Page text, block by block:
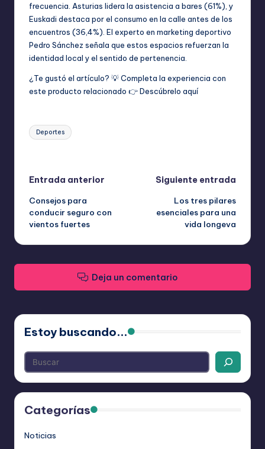
frecuencia. Asturias lidera la asistencia a bares (61%), y
Euskadi destaca por el consumo en la calle antes de los
encuentros (36,4%). El experto en marketing deportivo
Pedro Sánchez señala que estos espacios refuerzan la
identidad local y el sentido de pertenencia.
¿Te gustó el artículo? 💡 Completa la experiencia con
este producto relacionado 👉Descúbrelo aquí
Etiquetas:
Deportes
Navegación
de
entradas
Entrada anterior
Consejos para
conducir seguro con
vientos fuertes
Siguiente entrada
Los tres pilares
esenciales para una
vida longeva
Deja un comentario
Estoy buscando...
Categorías
Noticias